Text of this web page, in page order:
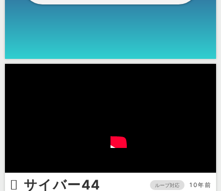
サイバー44 ループ対応 10年前